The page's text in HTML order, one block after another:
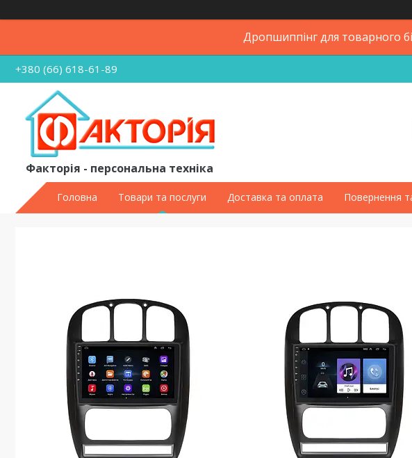
Дропшиппінг для товарного
+380 (66) 618-61-89
Факторія - персональна техніка
Головна Товари та послуги Доставка та оплата Повернення